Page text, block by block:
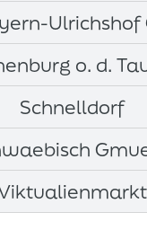
Ulrichshof
o. d.
Schnelldorf